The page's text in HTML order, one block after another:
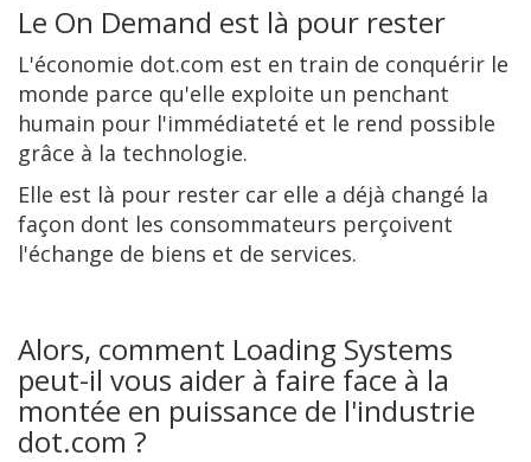
Le On Demand est là pour rester
L'économie dot.com est en train de conquérir le
monde parce qu'elle exploite un penchant
humain pour l'immédiateté et le rend possible
grâce à la technologie.
Elle est là pour rester car elle a déjà changé la
façon dont les consommateurs perçoivent
l'échange de biens et de services.
Alors, comment Loading Systems
peut-il vous aider à faire face à la
montée en puissance de l'industrie
dot.com ?